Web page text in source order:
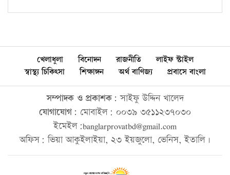
খেলাধুলা বিনোদন রাজনীতি
লাইফ স্টাইল
স্বাস্থ্য চিকিৎসা
শিক্ষাঙ্গন অর্থ বাণিজ্য প্রবাসে বাংলা
সম্পাদক ও প্রকাশক: সাইফু উদ্দিন খালেদ
যোগাযোগ: মোবাইল: ০০৩৯ ৩৫১১২৩৭০৩০
ইমেইল:banglarprovatbd@gmail.com
অফিস: ভিয়া আকুইলাইয়া, ২৩ ইয়জুলো, ভেনিস, ইতালি।